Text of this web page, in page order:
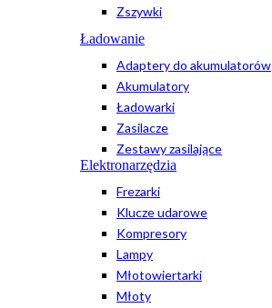
Zszywki
Ładowanie
Adaptery do akumulatorów
Akumulatory
Ładowarki
Zasilacze
Zestawy zasilające
Elektronarzędzia
Frezarki
Klucze udarowe
Kompresory
Lampy
Młotowiertarki
Młoty